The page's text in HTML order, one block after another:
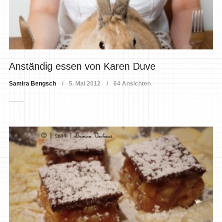
Anständig essen von Karen Duve
Samira Bengsch 5. Mai 2012 64 Ansichten